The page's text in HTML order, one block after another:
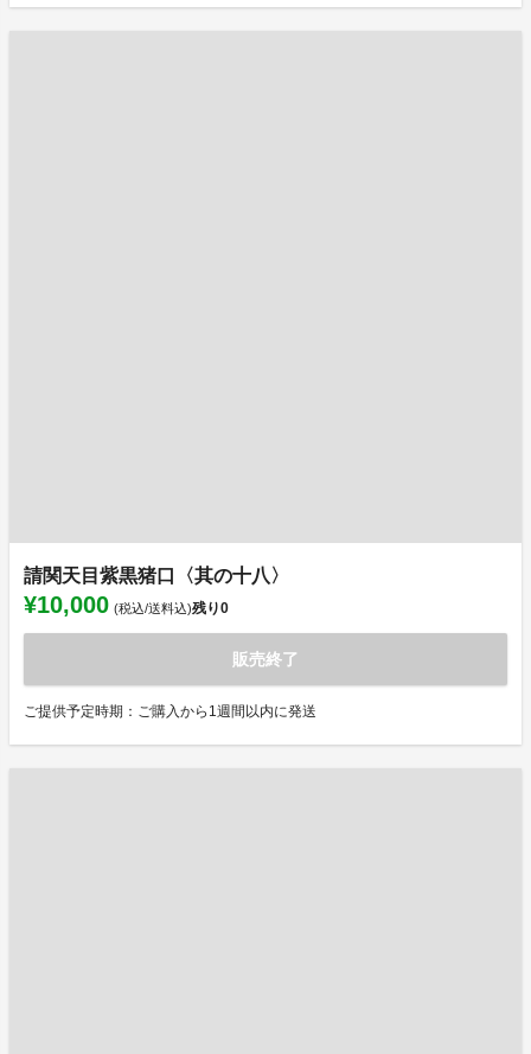
請関天目紫黒猪口〈其の十八〉
¥10,000 (税込/送料込)残り0
販売終了
ご提供予定時期：ご購入から1週間以内に発送